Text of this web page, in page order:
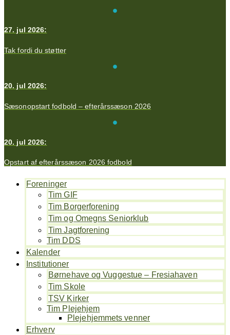
27. jul 2026:
Tak fordi du støtter
20. jul 2026:
Sæsonopstart fodbold – efterårssæson 2026
20. jul 2026:
Opstart af efterårssæson 2026 fodbold
Foreninger
Tim GIF
Tim Borgerforening
Tim og Omegns Seniorklub
Tim Jagtforening
Tim DDS
Kalender
Institutioner
Børnehave og Vuggestue – Fresiahaven
Tim Skole
TSV Kirker
Tim Plejehjem
Plejehjemmets venner
Erhverv